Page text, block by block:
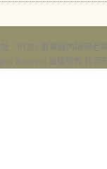
：91201 屏東縣內埔鄉老